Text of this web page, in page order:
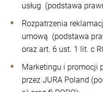
usług (podstawa
Rozpatrzenia
umową (podstawa
oraz art. 6 ust. 1 lit. c
Marketingu i promocji
przez JURA Poland